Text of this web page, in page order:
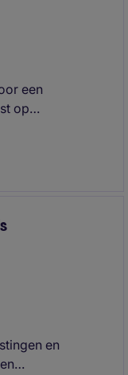
een
op
inbound leads
to-end op.
en